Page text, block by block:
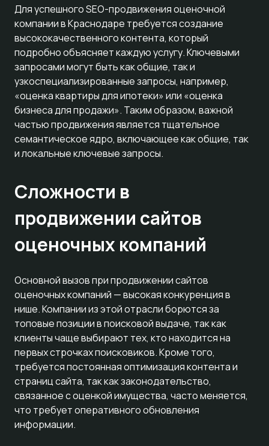
Для успешного SEO-продвижения оценочной
компании в Краснодаре требуется создание
высококачественного контента, который
подробно объясняет каждую услугу. Ключевыми
запросами могут быть как общие, так и
узкоспециализированные запросы, например,
«оценка квартиры для ипотеки» или «оценка
бизнеса для продажи». Таким образом, важной
частью продвижения является тщательное
семантическое ядро, включающее как общие, так
и локальные ключевые запросы.
Сложности в
продвижении сайтов
оценочных компаний
Основной вызов при продвижении сайтов
оценочных компаний — высокая конкуренция в
нише. Компании из этой отрасли борются за
топовые позиции в поисковой выдаче, так как
клиенты чаще выбирают тех, кто находится на
первых строчках поисковиков. Кроме того,
требуется постоянная оптимизация контента и
страниц сайта, так как законодательство,
связанное с оценкой имущества, часто меняется,
что требует оперативного обновления
информации.